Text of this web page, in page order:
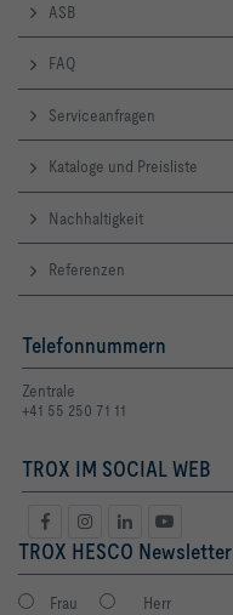
ASB
FAQ
Serviceanfragen
Kataloge und Preisliste
Nachhaltigkeit
Referenzen
Telefonnummern
Zentrale
+41 55 250 71 11
TROX IM SOCIAL WEB
TROX HESCO Newsletter
Frau Herr